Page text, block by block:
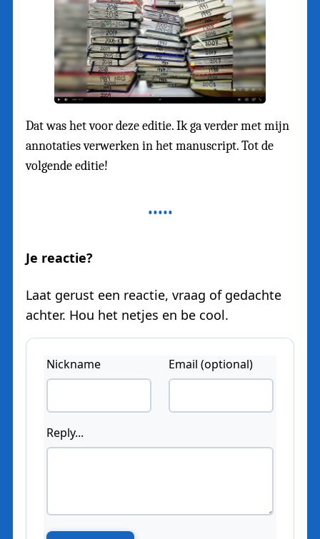
Dat was het voor deze editie. Ik ga verder met mijn
annotaties verwerken in het manuscript. Tot de
volgende editie!
Je reactie?
Laat gerust een reactie, vraag of gedachte
achter. Hou het netjes en be cool.